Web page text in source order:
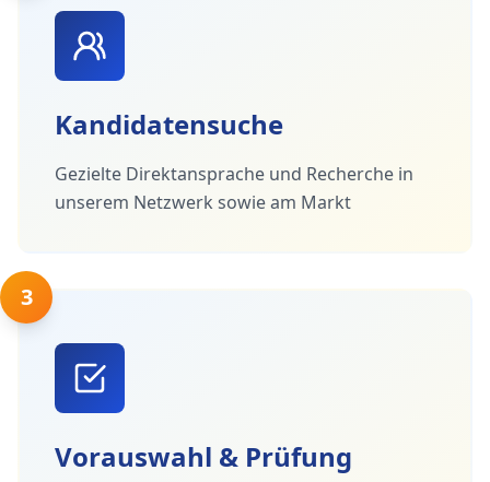
Kandidatensuche
Gezielte Direktansprache und Recherche in
unserem Netzwerk sowie am Markt
3
Vorauswahl & Prüfung